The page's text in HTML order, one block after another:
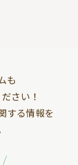
も
さい！
する情報を